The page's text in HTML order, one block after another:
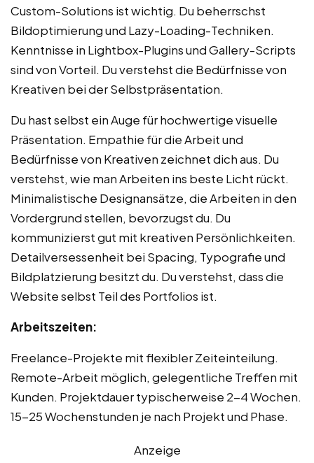
Custom-Solutions ist wichtig. Du beherrschst
Bildoptimierung und Lazy-Loading-Techniken.
Kenntnisse in Lightbox-Plugins und Gallery-Scripts
sind von Vorteil. Du verstehst die Bedürfnisse von
Kreativen bei der Selbstpräsentation.
Du hast selbst ein Auge für hochwertige visuelle
Präsentation. Empathie für die Arbeit und
Bedürfnisse von Kreativen zeichnet dich aus. Du
verstehst, wie man Arbeiten ins beste Licht rückt.
Minimalistische Designansätze, die Arbeiten in den
Vordergrund stellen, bevorzugst du. Du
kommunizierst gut mit kreativen Persönlichkeiten.
Detailversessenheit bei Spacing, Typografie und
Bildplatzierung besitzt du. Du verstehst, dass die
Website selbst Teil des Portfolios ist.
Arbeitszeiten:
Freelance-Projekte mit flexibler Zeiteinteilung.
Remote-Arbeit möglich, gelegentliche Treffen mit
Kunden. Projektdauer typischerweise 2-4 Wochen.
15-25 Wochenstunden je nach Projekt und Phase.
Anzeige